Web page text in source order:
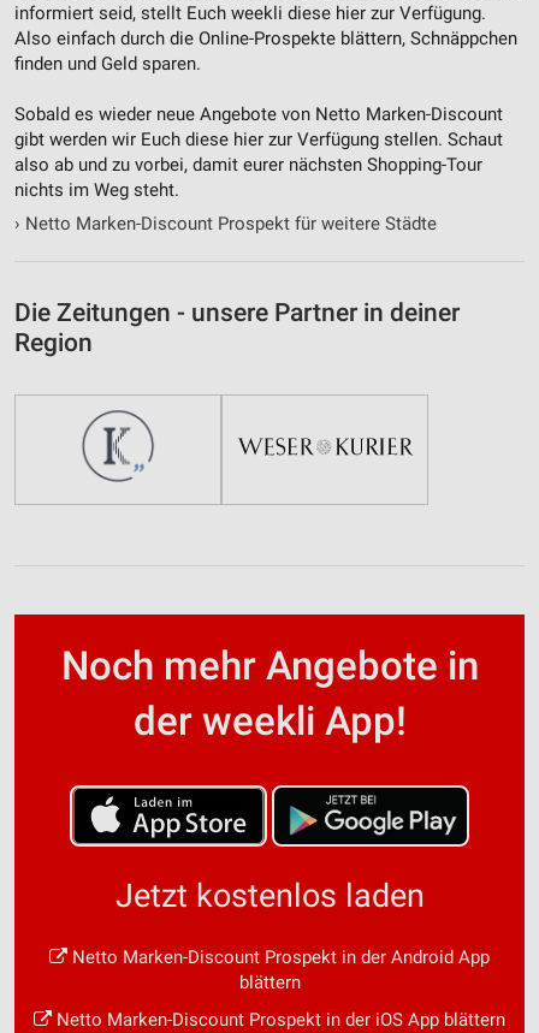
informiert seid, stellt Euch weekli diese hier zur Verfügung.
Also einfach durch die Online-Prospekte blättern, Schnäppchen
finden und Geld sparen.
Sobald es wieder neue Angebote von Netto Marken-Discount
gibt werden wir Euch diese hier zur Verfügung stellen. Schaut
also ab und zu vorbei, damit eurer nächsten Shopping-Tour
nichts im Weg steht.
› Netto Marken-Discount Prospekt für weitere Städte
Die Zeitungen - unsere Partner in deiner
Region
Noch mehr Angebote in
der weekli App!
Jetzt kostenlos laden
Netto Marken-Discount Prospekt in der Android App
blättern
Netto Marken-Discount Prospekt in der iOS App blättern